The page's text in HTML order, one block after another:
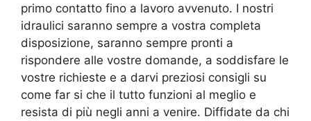
primo contatto fino a lavoro avvenuto. I nostri
idraulici saranno sempre a vostra completa
disposizione, saranno sempre pronti a
rispondere alle vostre domande, a soddisfare le
vostre richieste e a darvi preziosi consigli su
come far si che il tutto funzioni al meglio e
resista di più negli anni a venire. Diffidate da chi